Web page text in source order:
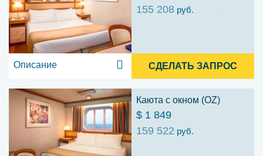
155 208 руб.
Описание СДЕЛАТЬ ЗАПРОС
Каюта с окном (OZ)
$ 1 849
159 522 руб.